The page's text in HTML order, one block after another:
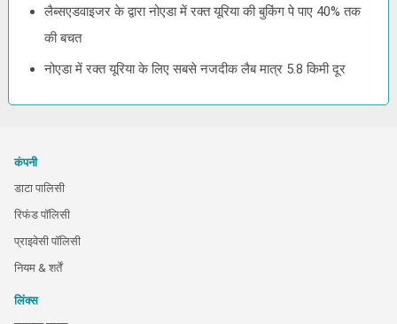
लैब्सएडवाइजर के द्वारा नोएडा में रक्त यूरिया की बुकिंग पे पाए 40% तक
की बचत
नोएडा में रक्त यूरिया के लिए सबसे नजदीक लैब मात्र 5.8 किमी दूर
कंपनी
डाटा पालिसी
रिफंड पॉलिसी
प्राइवेसी पॉलिसी
नियम & शर्तें
लिंक्स